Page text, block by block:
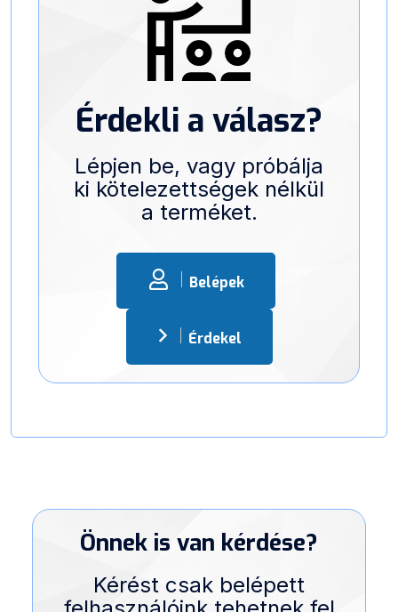
Érdekli a válasz?
Lépjen be, vagy próbálja
ki kötelezettségek nélkül
a terméket.
Belépek
Érdekel
Önnek is van kérdése?
Kérést csak belépett